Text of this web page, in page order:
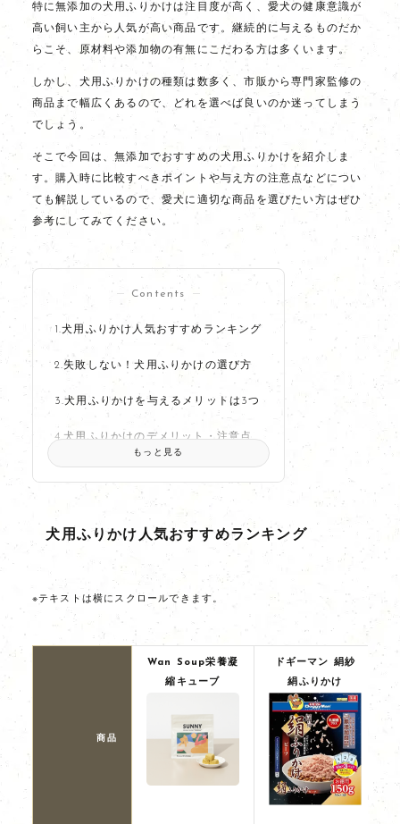
特に無添加の犬用ふりかけは注目度が高く、愛犬の健康意識が
高い飼い主から人気が高い商品です。継続的に与えるものだか
らこそ、原材料や添加物の有無にこだわる方は多くいます。
しかし、犬用ふりかけの種類は数多く、市販から専門家監修の
商品まで幅広くあるので、どれを選べば良いのか迷ってしまう
でしょう。
そこで今回は、無添加でおすすめの犬用ふりかけを紹介しま
す。購入時に比較すべきポイントや与え方の注意点などについ
ても解説しているので、愛犬に適切な商品を選びたい方はぜひ
参考にしてみてください。
Contents
犬用ふりかけ人気おすすめランキング
失敗しない！犬用ふりかけの選び方
犬用ふりかけを与えるメリットは3つ
犬用ふりかけのデメリット・注意点
もっと見る
犬用ふりかけ人気おすすめランキング
※テキストは横にスクロールできます。
商品
Wan Soup栄養凝
縮キューブ
ドギーマン 絹紗
絹ふりかけ